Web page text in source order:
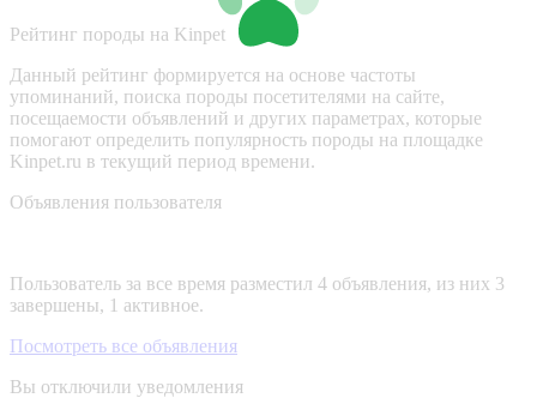
Рейтинг породы на Kinpet
Данный рейтинг формируется на основе частоты
упоминаний, поиска породы посетителями на сайте,
посещаемости объявлений и других параметрах, которые
помогают определить популярность породы на площадке
Kinpet.ru в текущий период времени.
Объявления пользователя
Пользователь за все время разместил 4 объявления, из них 3
завершены, 1 активное.
Посмотреть все объявления
Вы отключили уведомления